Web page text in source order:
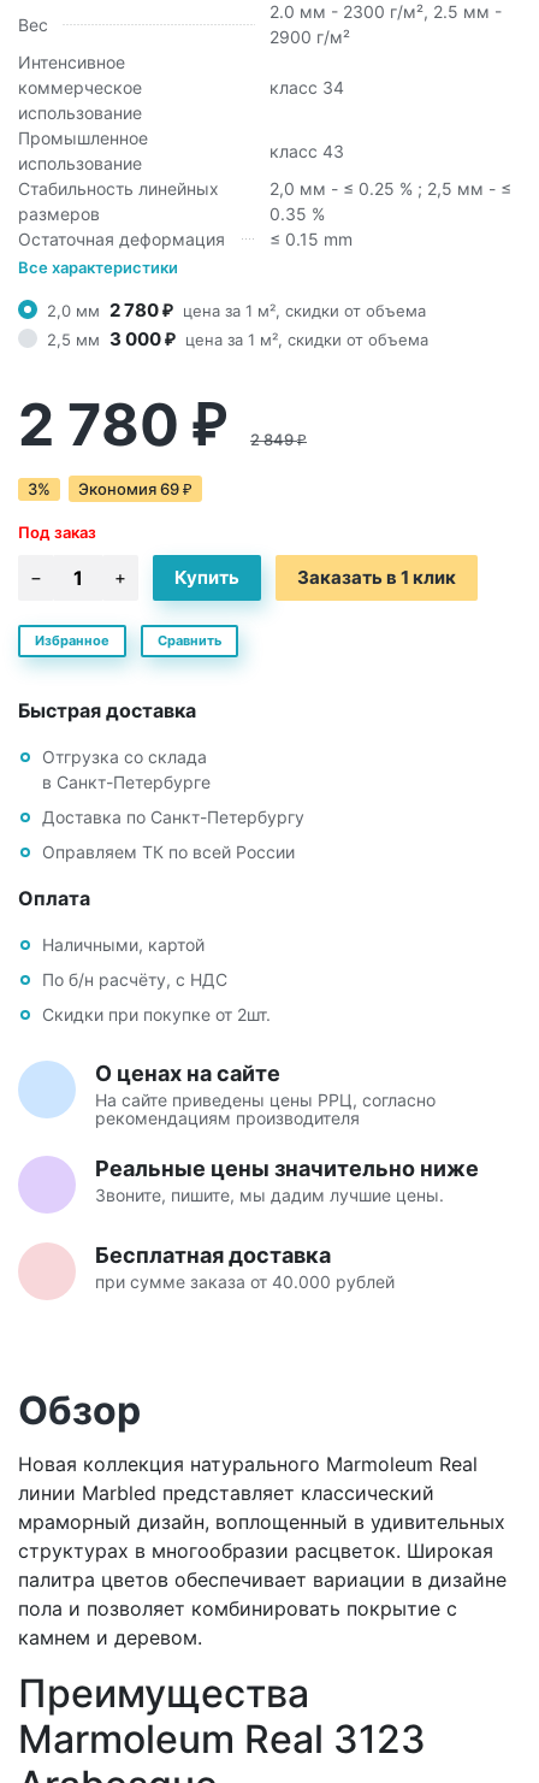
Вес
2.0 мм - 2300 г/м², 2.5 мм -
2900 г/м²
Интенсивное
коммерческое
использование
класс 34
Промышленное
использование
класс 43
Стабильность линейных
размеров
2,0 мм - ≤ 0.25 % ; 2,5 мм - ≤
0.35 %
Остаточная деформация
≤ 0.15 mm
Все характеристики
2,0 мм 2 780 ₽
цена за 1 м², скидки от объема
2,5 мм
3 000 ₽ цена за 1 м², скидки от объема
2 780 ₽ 2 849₽
3% Экономия69 ₽
Под заказ
Заказать в 1 клик
Избранное Сравнить
Быстрая доставка
Отгрузка со склада
в Санкт-Петербурге
Доставка по Санкт-Петербургу
Оправляем ТК по всей России
Оплата
Наличными, картой
По б/н расчёту, с НДС
Скидки при покупке от 2шт.
О ценах на сайте
На сайте приведены цены РРЦ, согласно
рекомендациям производителя
Реальные цены значительно ниже
Звоните, пишите, мы дадим лучшие цены.
Бесплатная доставка
при сумме заказа от 40.000 рублей
Обзор
Новая коллекция натурального Marmoleum Real
линии Marbled представляет классический
мраморный дизайн, воплощенный в удивительных
структурах в многообразии расцветок. Широкая
палитра цветов обеспечивает вариации в дизайне
пола и позволяет комбинировать покрытие с
камнем и деревом.
Преимущества
Marmoleum Real 3123